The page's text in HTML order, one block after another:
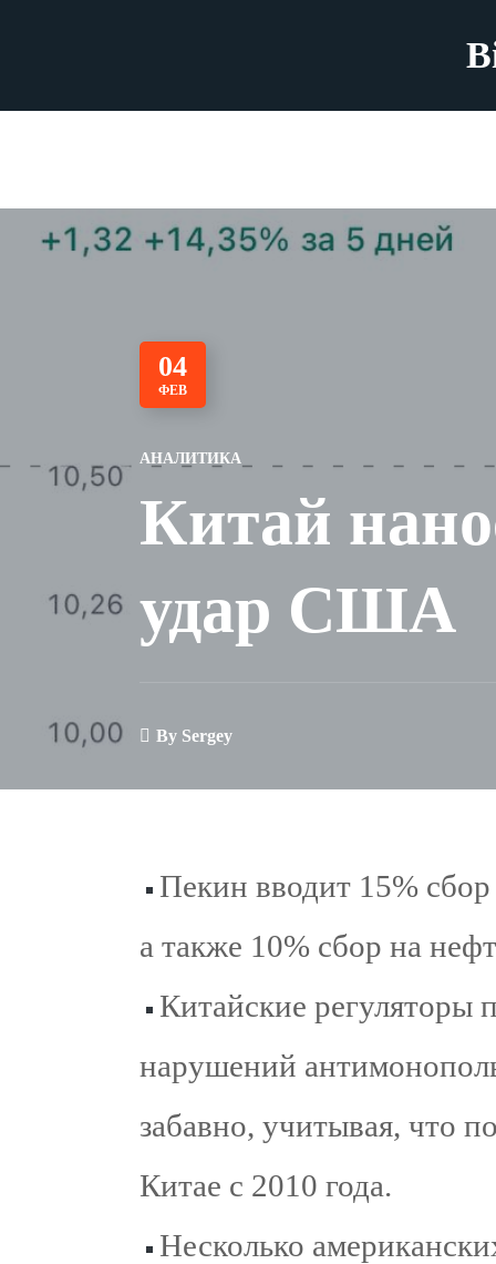
04
ФЕВ
АНАЛИТИКА
Китай
удар США
By Sergey
Пекин вводит 15%
а также 10% сбор на
Китайские регуляторы
нарушений
забавно, учитывая, что
Китае c 2010 года.
Несколько